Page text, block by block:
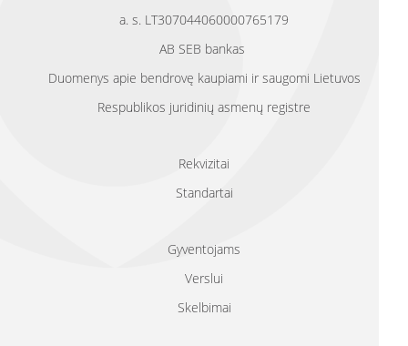
a. s. LT307044060000765179
AB SEB bankas
Duomenys apie bendrovę kaupiami ir saugomi Lietuvos
Respublikos juridinių asmenų registre
Rekvizitai
Standartai
Gyventojams
Verslui
Skelbimai